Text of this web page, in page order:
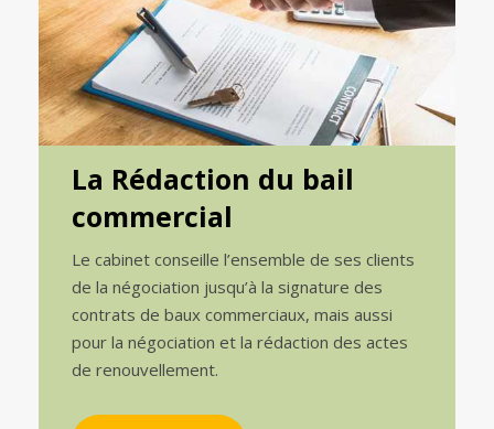
La Rédaction du bail
commercial
Le cabinet conseille l’ensemble de ses clients
de la négociation jusqu’à la signature des
contrats de baux commerciaux, mais aussi
pour la négociation et la rédaction des actes
de renouvellement.